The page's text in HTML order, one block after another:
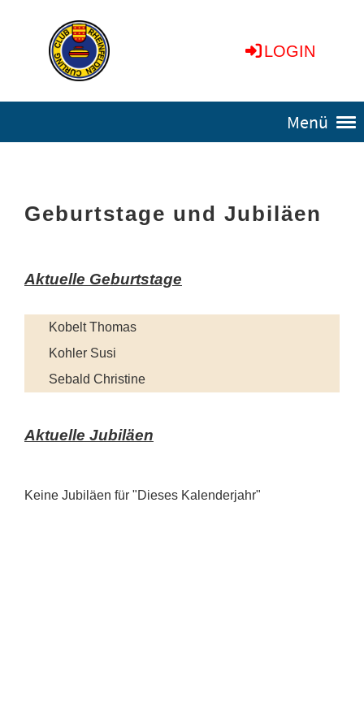
LOGIN
Menü
Geburtstage und Jubiläen
Aktuelle Geburtstage
Kobelt Thomas
Kohler Susi
Sebald Christine
Aktuelle Jubiläen
Keine Jubiläen für "Dieses Kalenderjahr"